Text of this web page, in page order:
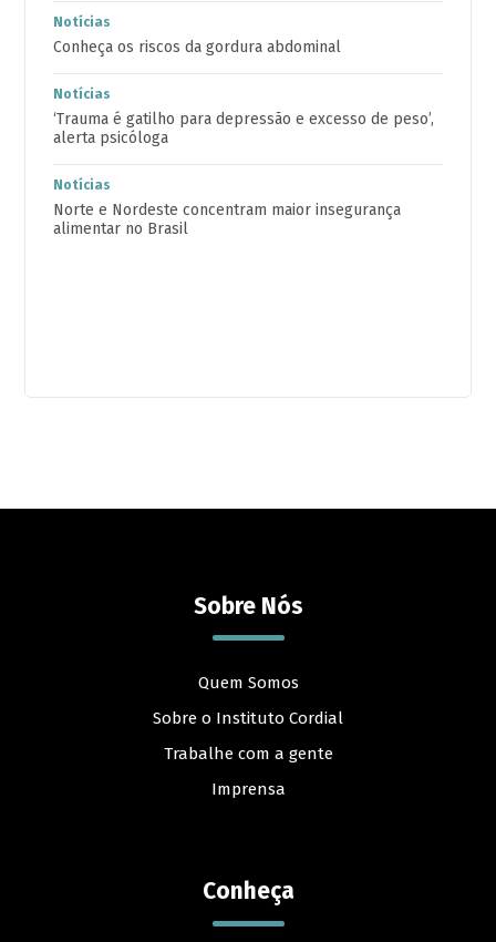
Notícias
Conheça os riscos da gordura abdominal
Notícias
‘Trauma é gatilho para depressão e excesso de peso’,
alerta psicóloga
Notícias
Norte e Nordeste concentram maior insegurança
alimentar no Brasil
Sobre Nós
Quem Somos
Sobre o Instituto Cordial
Trabalhe com a gente
Imprensa
Conheça